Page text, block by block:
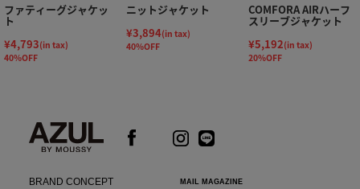
ファティーグジャケッ
ト
¥4,793(in tax)
40%OFF
ニットジャケット
¥3,894(in tax)
40%OFF
COMFORA AIRハーフ
スリーブジャケット
¥5,192(in tax)
20%OFF
BRAND CONCEPT
MAIL MAGAZINE